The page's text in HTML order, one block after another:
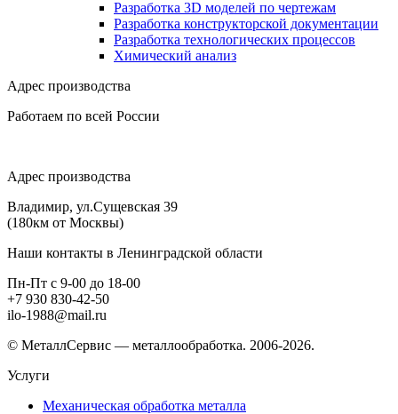
Разработка 3D моделей по чертежам
Разработка конструкторской документации
Разработка технологических процессов
Химический анализ
Адрес производства
Работаем по всей России
Адрес производства
Владимир, ул.Сущевская 39
(180км от Москвы)
Наши контакты в Ленинградской области
Пн-Пт с 9-00 до 18-00
+7 930 830-42-50
ilo-1988@mail.ru
© МеталлСервис — металлообработка. 2006-2026.
Услуги
Механическая обработка металла